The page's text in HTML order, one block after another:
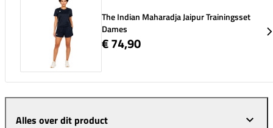
The Indian Maharadja Jaipur Trainingsset
Dames
€ 74,90
Alles over dit product